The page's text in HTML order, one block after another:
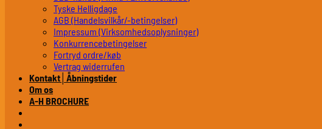
Tyske Helligdage
AGB (Handelsvilkår/-betingelser)
Impressum (Virksomhedsoplysninger)
Konkurrencebetingelser
Fortryd ordre/køb
Vertrag widerrufen
Kontakt│Åbningstider
Om os
A-H BROCHURE